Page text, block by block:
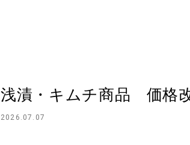
浅漬・キムチ商品 価格
2026.07.07